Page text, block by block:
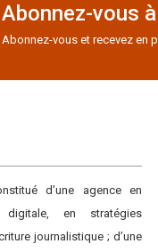
Abonnez-vous
Abonnez-vous et recevez en
d’une agence en
digitale, en stratégies
journalistique ; d’une